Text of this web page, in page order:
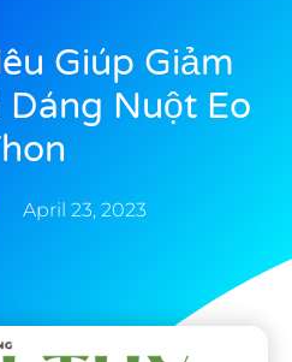
Giúp Giảm
Dáng Nuột Eo
April 23, 2023